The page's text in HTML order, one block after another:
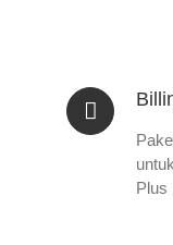
Plus